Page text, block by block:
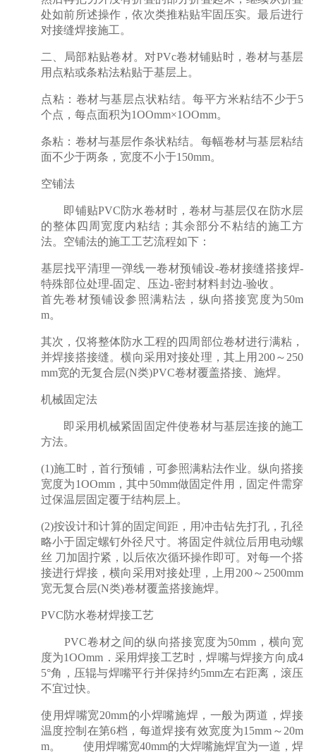
处如前所述操作，依次类推粘贴牢固压实。最后进行
对接缝焊接施工。
二、局部粘贴卷材。对PVc卷材铺贴时，卷材与基层
用点粘或条粘法粘贴于基层上。
点粘：卷材与基层点状粘结。每平方米粘结不少于5
个点，每点面积为1OOmm×1OOmm。
条粘：卷材与基层作条状粘结。每幅卷材与基层粘结
面不少于两条，宽度不小于150mm。
空铺法
即铺贴PVC防水卷材时，卷材与基层仅在防水层
的整体四周宽度内粘结；其余部分不粘结的施工方
法。空铺法的施工工艺流程如下：
基层找平清理一弹线一卷材预铺设-卷材接缝搭接焊-
特殊部位处理-固定、压边-密封材料封边-验收。
首先卷材预铺设参照满粘法，纵向搭接宽度为50m
m。
其次，仅将整体防水工程的四周部位卷材进行满粘，
并焊接搭接缝。横向采用对接处理，其上用200～250
mm宽的无复合层(N类)PVC卷材覆盖搭接、施焊。
机械固定法
即采用机械紧固固定件使卷材与基层连接的施工
方法。
(1)施工时，首行预铺，可参照满粘法作业。纵向搭接
宽度为1OOmm，其中50mm做固定件用，固定件需穿
过保温层固定覆于结构层上。
(2)按设计和计算的固定间距，用冲击钻先打孔，孔径
略小于固定螺钉外径尺寸。将固定件就位后用电动螺
丝 刀加固拧紧，以后依次循环操作即可。对每一个搭
接进行焊接，横向采用对接处理，上用200～2500mm
宽无复合层(N类)卷材覆盖搭接施焊。
PVC防水卷材焊接工艺
PVC卷材之间的纵向搭接宽度为50mm，横向宽
度为1OOmm．采用焊接工艺时，焊嘴与焊接方向成4
5°角，压辊与焊嘴平行并保持约5mm左右距离，滚压
不宜过快。
使用焊嘴宽20mm的小焊嘴施焊，一般为两道，焊接
温度控制在第6档，每道焊接有效宽度为15mm～20m
m。 使用焊嘴宽40mm的大焊嘴施焊宜为一道，焊